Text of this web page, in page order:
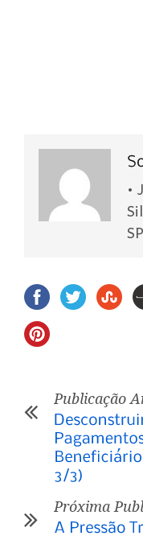
•
Publicação
Próxima